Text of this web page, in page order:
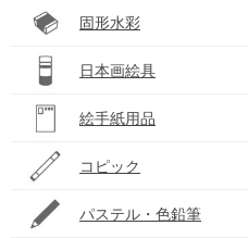
固形水彩
日本画絵具
絵手紙用品
コピック
パステル・色鉛筆